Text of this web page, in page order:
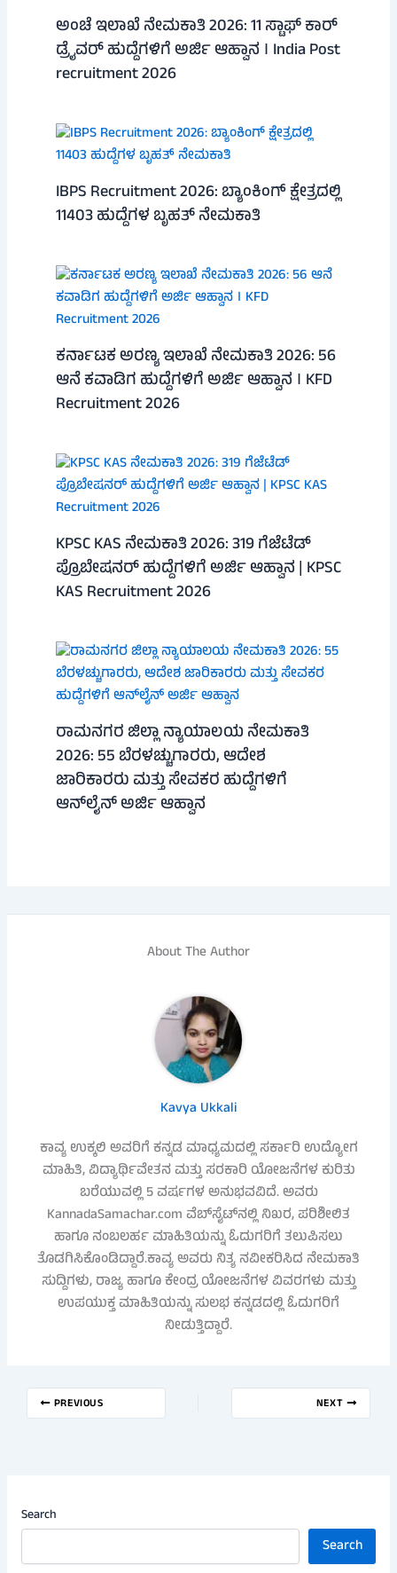
ಅಂಚೆ ಇಲಾಖೆ ನೇಮಕಾತಿ 2026: 11 ಸ್ಟಾಫ್ ಕಾರ್
ಡ್ರೈವರ್ ಹುದ್ದೆಗಳಿಗೆ ಅರ್ಜಿ ಆಹ್ವಾನ । India Post
recruitment 2026
IBPS Recruitment 2026: ಬ್ಯಾಂಕಿಂಗ್ ಕ್ಷೇತ್ರದಲ್ಲಿ
11403 ಹುದ್ದೆಗಳ ಬೃಹತ್ ನೇಮಕಾತಿ
ಕರ್ನಾಟಕ ಅರಣ್ಯ ಇಲಾಖೆ ನೇಮಕಾತಿ 2026: 56
ಆನೆ ಕವಾಡಿಗ ಹುದ್ದೆಗಳಿಗೆ ಅರ್ಜಿ ಆಹ್ವಾನ । KFD
Recruitment 2026
KPSC KAS ನೇಮಕಾತಿ 2026: 319 ಗೆಜೆಟೆಡ್
ಪ್ರೊಬೇಷನರ್ ಹುದ್ದೆಗಳಿಗೆ ಅರ್ಜಿ ಆಹ್ವಾನ | KPSC
KAS Recruitment 2026
ರಾಮನಗರ ಜಿಲ್ಲಾ ನ್ಯಾಯಾಲಯ ನೇಮಕಾತಿ
2026: 55 ಬೆರಳಚ್ಚುಗಾರರು, ಆದೇಶ
ಜಾರಿಕಾರರು ಮತ್ತು ಸೇವಕರ ಹುದ್ದೆಗಳಿಗೆ
ಆನ್‌ಲೈನ್ ಅರ್ಜಿ ಆಹ್ವಾನ
About The Author
Kavya Ukkali
ಕಾವ್ಯ ಉಕ್ಕಲಿ ಅವರಿಗೆ ಕನ್ನಡ ಮಾಧ್ಯಮದಲ್ಲಿ ಸರ್ಕಾರಿ ಉದ್ಯೋಗ
ಮಾಹಿತಿ, ವಿದ್ಯಾರ್ಥಿವೇತನ ಮತ್ತು ಸರಕಾರಿ ಯೋಜನೆಗಳ ಕುರಿತು
ಬರೆಯುವಲ್ಲಿ 5 ವರ್ಷಗಳ ಅನುಭವವಿದೆ. ಅವರು
KannadaSamachar.com ವೆಬ್‌ಸೈಟ್‌ನಲ್ಲಿ ನಿಖರ, ಪರಿಶೀಲಿತ
ಹಾಗೂ ನಂಬಲರ್ಹ ಮಾಹಿತಿಯನ್ನು ಓದುಗರಿಗೆ ತಲುಪಿಸಲು
ತೊಡಗಿಸಿಕೊಂಡಿದ್ದಾರೆ.ಕಾವ್ಯ ಅವರು ನಿತ್ಯ ನವೀಕರಿಸಿದ ನೇಮಕಾತಿ
ಸುದ್ದಿಗಳು, ರಾಜ್ಯ ಹಾಗೂ ಕೇಂದ್ರ ಯೋಜನೆಗಳ ವಿವರಗಳು ಮತ್ತು
ಉಪಯುಕ್ತ ಮಾಹಿತಿಯನ್ನು ಸುಲಭ ಕನ್ನಡದಲ್ಲಿ ಓದುಗರಿಗೆ
ನೀಡುತ್ತಿದ್ದಾರೆ.
PREVIOUS NEXT
Search
Search